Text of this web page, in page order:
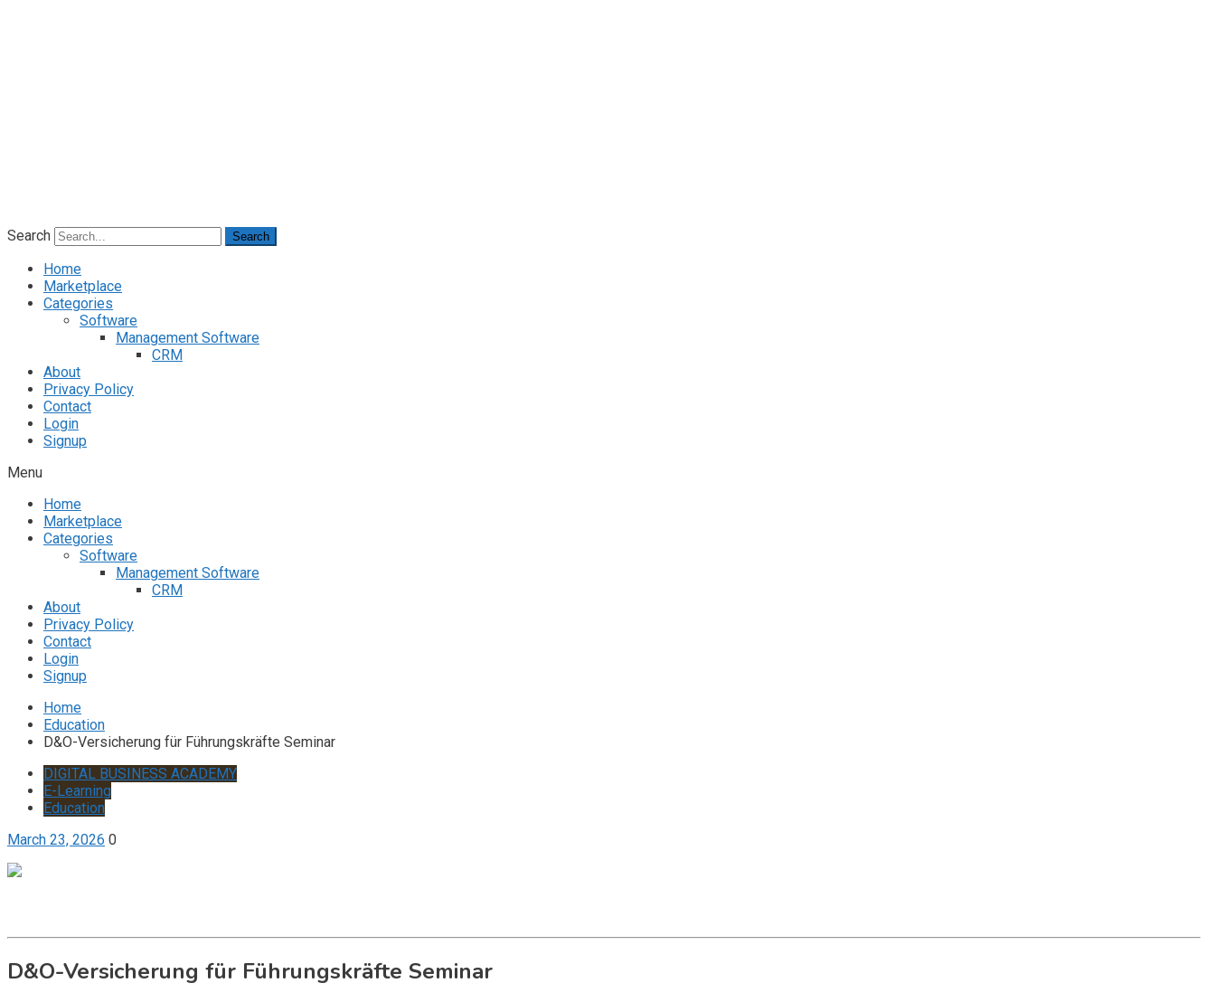
Search Search
Home
Marketplace
Categories
Software
Management Software
CRM
About
Privacy Policy
Contact
Login
Signup
Menu
Home
Marketplace
Categories
Software
Management Software
CRM
About
Privacy Policy
Contact
Login
Signup
Home
Education
D&O-Versicherung für Führungskräfte Seminar
DIGITAL BUSINESS ACADEMY
E-Learning
Education
March 23, 2026 0
D&O-Versicherung für Führungskräfte Seminar